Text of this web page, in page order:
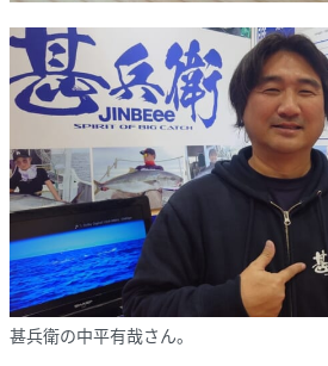
甚兵衛の中平有哉さん。